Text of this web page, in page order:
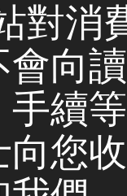
對消
會向
手續
向您